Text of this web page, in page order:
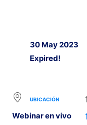
30 May 2023
Expired!
UBICACIÓN
Webinar en vivo